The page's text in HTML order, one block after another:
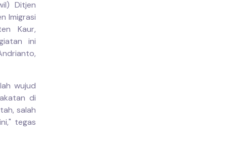
Ditjen
Imigrasi
Kaur,
ini
wujud
di
salah
tegas